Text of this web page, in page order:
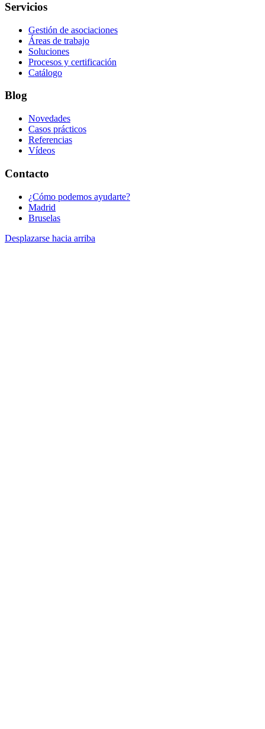
Servicios
Gestión de asociaciones
Áreas de trabajo
Soluciones
Procesos y certificación
Catálogo
Blog
Novedades
Casos prácticos
Referencias
Vídeos
Contacto
¿Cómo podemos ayudarte?
Madrid
Bruselas
Desplazarse hacia arriba